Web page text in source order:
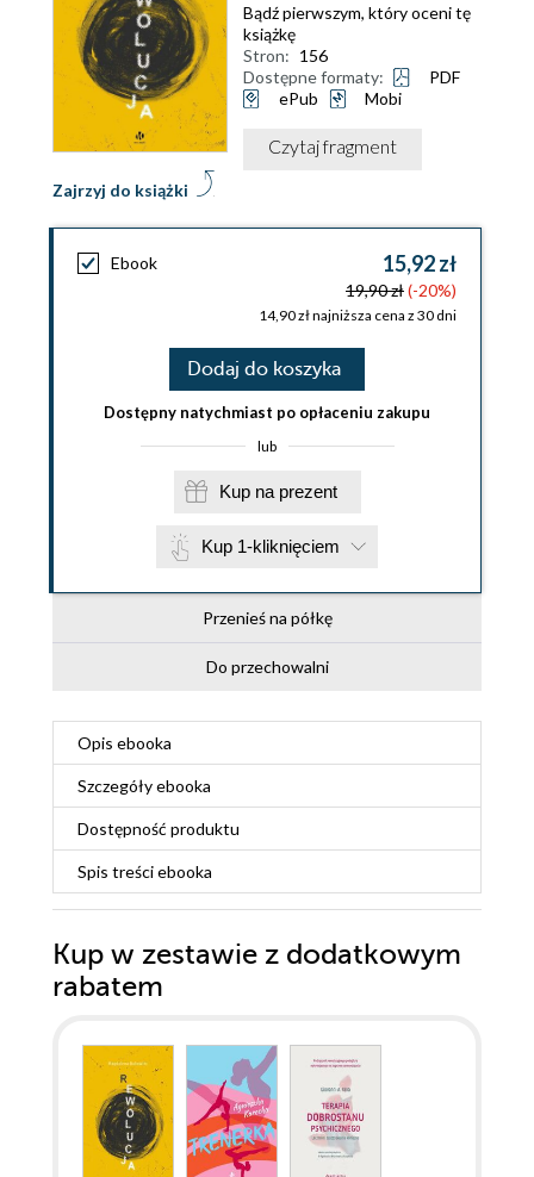
Zajrzyj do książki
Bądź pierwszym, który oceni tę
książkę
Stron: 156
Dostępne formaty:
PDF
ePub
Mobi
Czytaj fragment
Ebook 15,92 zł
19,90 zł(-20%)
14,90 zł najniższa cena z 30 dni
Dodaj do koszyka
Dostępny natychmiast po opłaceniu zakupu
lub
Kup na prezent
Kup 1-kliknięciem
Przenieś na półkę
Do przechowalni
Opis ebooka
Szczegółyebooka
Dostępność produktu
Spis treściebooka
Kup w zestawie z dodatkowym
rabatem